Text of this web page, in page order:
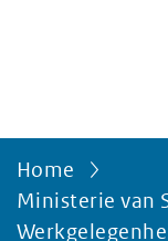
Home
Ministerie van